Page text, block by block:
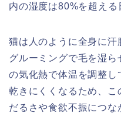
内の湿度は80%を超える
猫は人のように全身に汗
グルーミングで毛を湿ら
の気化熱で体温を調整
乾きにくくなるため、こ
だるさや食欲不振につな